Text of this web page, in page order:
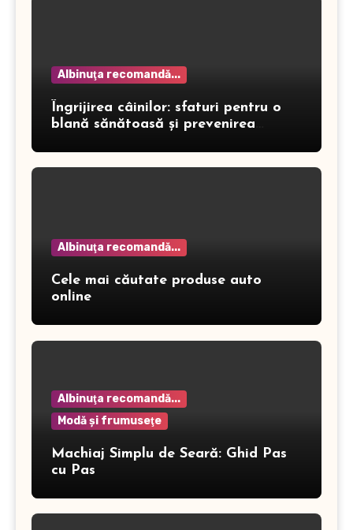
Albinuţa recomandă...
Îngrijirea câinilor: sfaturi pentru o
blană sănătoasă și prevenirea
Albinuţa recomandă...
Cele mai căutate produse auto
online
Albinuţa recomandă...
Modă şi frumuseţe
Machiaj Simplu de Seară: Ghid Pas
cu Pas